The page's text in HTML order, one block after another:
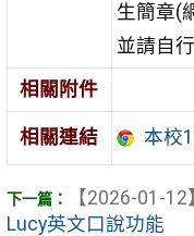
生簡章(
並請自
相關附件
相關連結 本校
【2026-01-12
Lucy英文口說功能